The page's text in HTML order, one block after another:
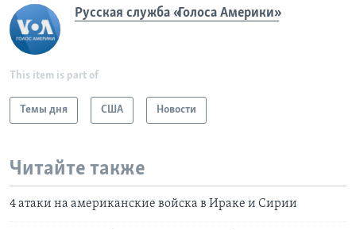
Русская служба «Голоса Америки»
This item is part of
Темы дня США Новости
Читайте также
4 атаки на американские войска в Ираке и Сирии